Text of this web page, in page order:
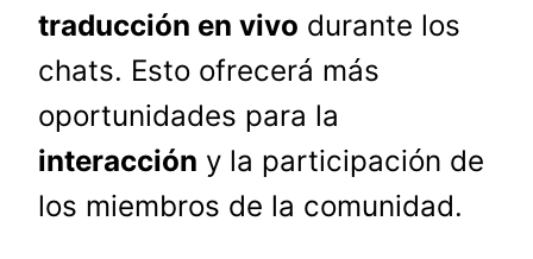
traducción en vivo durante los
chats. Esto ofrecerá más
oportunidades para la
interacción y la participación de
los miembros de la comunidad.